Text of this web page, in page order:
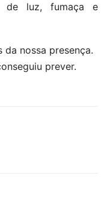
de luz, fumaça e
nossa presença.
prever.